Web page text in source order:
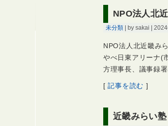
NPO法人北
未分類 | by sakai |
NPO法人北近畿
やべ日東アリーナ(
方理事長、議事録
[記事を読む ]
近畿みらい